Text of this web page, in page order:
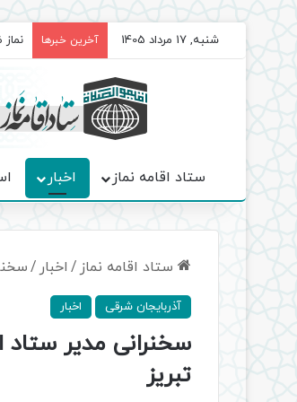
شنبه, 17 مرداد 1405 آخرین خبرها
ستاد اقامه نماز اخبار
ستاد اقامه نماز / اخبار /
آذربایجان شرقی اخبار
سخنرانی مدیر ستاد
تبریز